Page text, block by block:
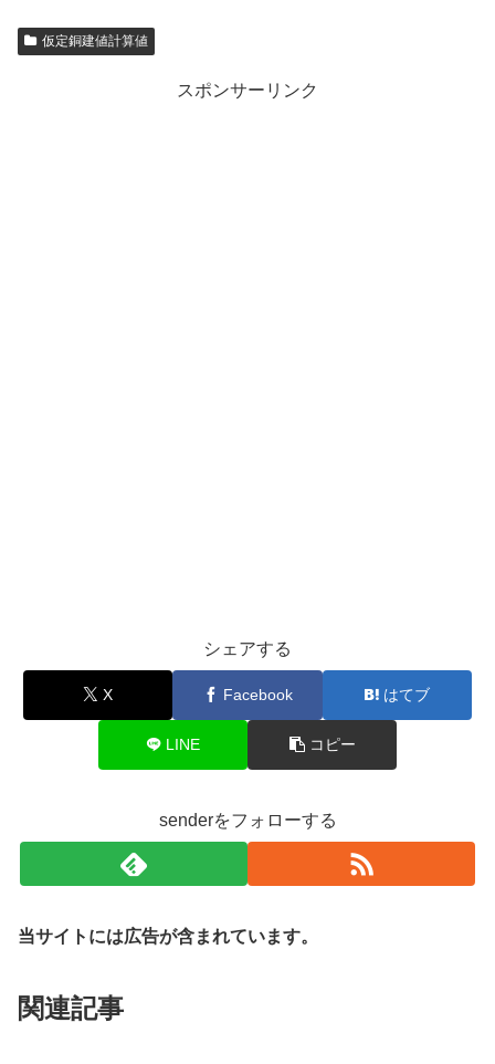
仮定銅建値計算値
スポンサーリンク
シェアする
X Facebook はてブ
LINE コピー
senderをフォローする
当サイトには広告が含まれています。
関連記事